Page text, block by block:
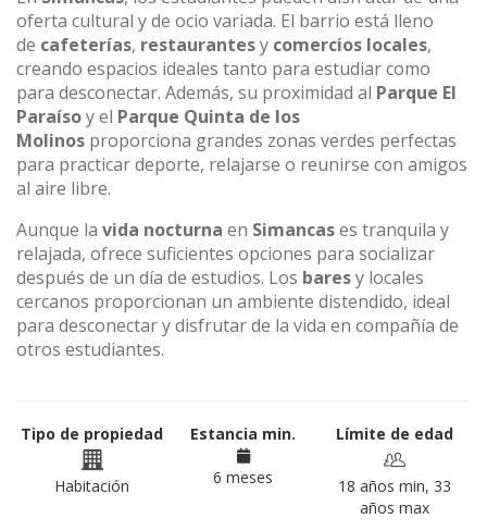
oferta cultural y de ocio variada. El barrio está lleno
de cafeterías, restaurantesy comercios locales,
creando espacios ideales tanto para estudiar como
para desconectar. Además, su proximidad al Parque El
Paraísoy el Parque Quinta de los
Molinos proporciona grandes zonas verdes perfectas
para practicar deporte, relajarse o reunirse con amigos
al aire libre.
Aunque la vida nocturna en Simancases tranquila y
relajada, ofrece suficientes opciones para socializar
después de un día de estudios. Los baresy locales
cercanos proporcionan un ambiente distendido, ideal
para desconectar y disfrutar de la vida en compañía de
otros estudiantes.
Tipo de propiedad
Habitación
Estancia min.
6 meses
Límite de edad
18 años min, 33
años max